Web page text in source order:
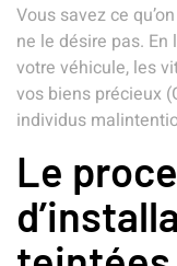
Vous savez ce
ne le désire pas.
votre véhicule, les
vos biens précieux
individus
Le